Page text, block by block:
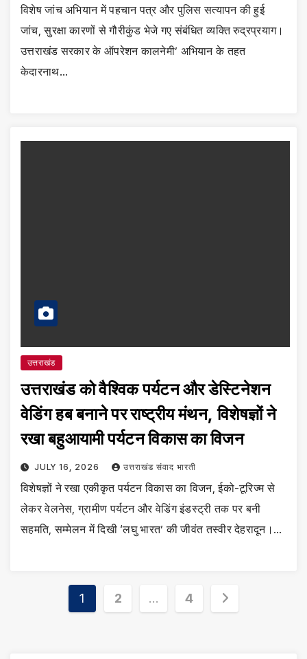
विशेष जांच अभियान में पहचान पत्र और पुलिस सत्यापन की हुई
जांच, सुरक्षा कारणों से गौरीकुंड भेजे गए संबंधित व्यक्ति रुद्रप्रयाग।
उत्तराखंड सरकार के ऑपरेशन कालनेमी’ अभियान के तहत
केदारनाथ…
उत्तराखंड
उत्तराखंड को वैश्विक पर्यटन और डेस्टिनेशन
वेडिंग हब बनाने पर राष्ट्रीय मंथन, विशेषज्ञों ने
रखा बहुआयामी पर्यटन विकास का विजन
JULY 16, 2026 उत्तराखंड संवाद भारती
विशेषज्ञों ने रखा एकीकृत पर्यटन विकास का विजन, ईको-टूरिज्म से
लेकर वेलनेस, ग्रामीण पर्यटन और वेडिंग इंडस्ट्री तक पर बनी
सहमति, सम्मेलन में दिखी ‘लघु भारत’ की जीवंत तस्वीर देहरादून।…
Posts
1 2 … 4